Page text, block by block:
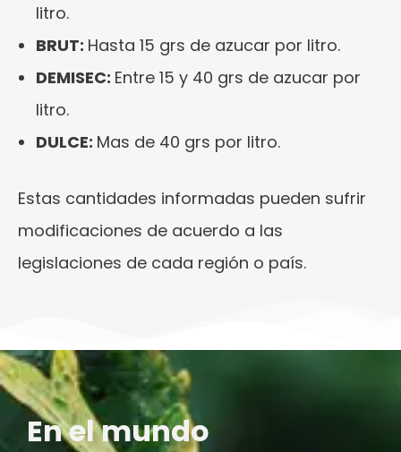
litro.
BRUT: Hasta 15 grs de azucar por litro.
DEMISEC: Entre 15 y 40 grs de azucar por
litro.
DULCE: Mas de 40 grs por litro.
Estas cantidades informadas pueden sufrir
modificaciones de acuerdo a las
legislaciones de cada región o país.
En el mundo